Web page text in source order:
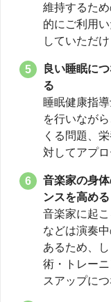
維持するた
的にご利用
していただけ
良い睡眠に
る
睡眠健康指
を行いなが
くる問題、
対してアプロ
音楽家の身
ンスを高める
音楽家に起
などは演奏
あるため、
術・トレー
スアップに